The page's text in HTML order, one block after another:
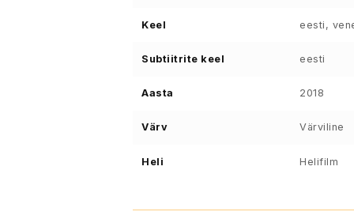
Keel eesti,
Subtiitrite keel eesti
Aasta 2018
Värv Värviline
Heli Helifilm